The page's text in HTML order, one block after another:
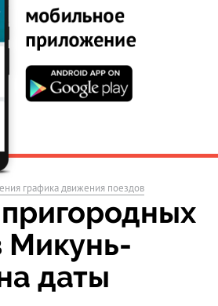
графика движения поездов
Микунь-
даты